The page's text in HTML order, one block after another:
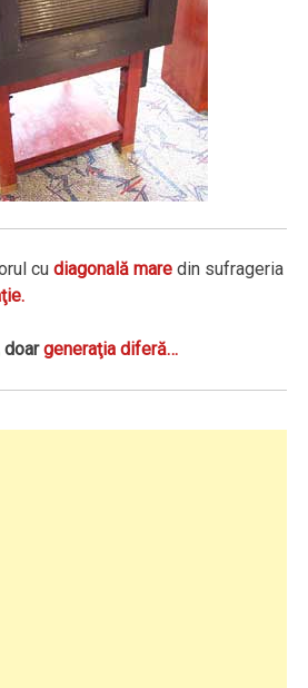
cudiagonală mare din sufrageria
doargeneraţia diferă…